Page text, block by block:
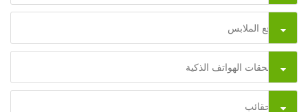
رقع الملابس
ملحقات الهواتف الذكية
الحقائب